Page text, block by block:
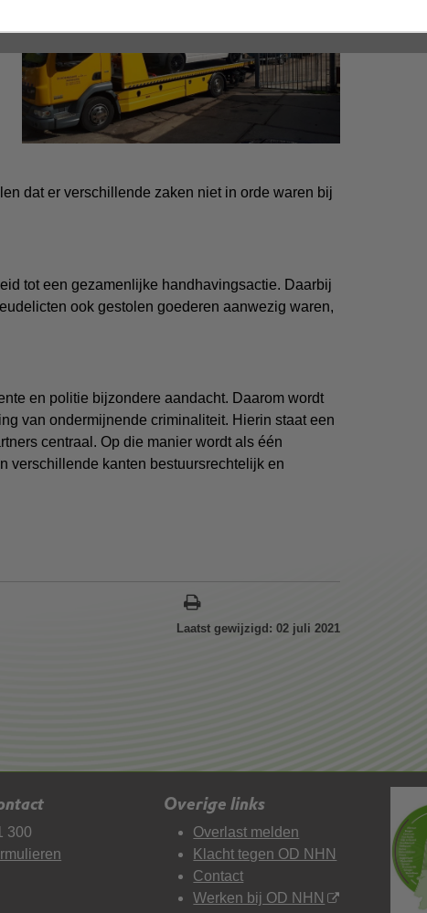
dat er verschillende zaken niet in orde waren bij
tot een gezamenlijke handhavingsactie. Daarbij
ook gestolen goederen aanwezig waren,
en politie bijzondere aandacht. Daarom wordt
van ondermijnende criminaliteit. Hierin staat een
centraal. Op die manier wordt als één
verschillende kanten bestuursrechtelijk en
Laatst gewijzigd: 02 juli 2021
300
Overige links
Overlast melden
Klacht tegen OD NHN
Contact
Werken bij OD NHN